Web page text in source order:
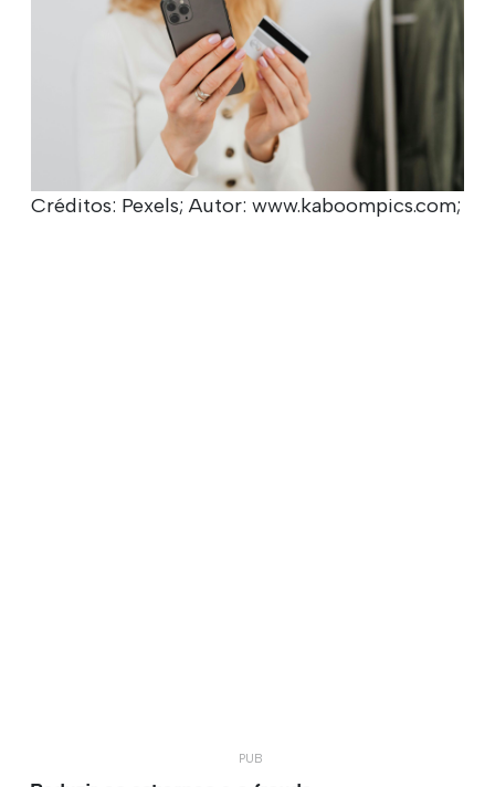
Créditos: Pexels; Autor: www.kaboompics.com;